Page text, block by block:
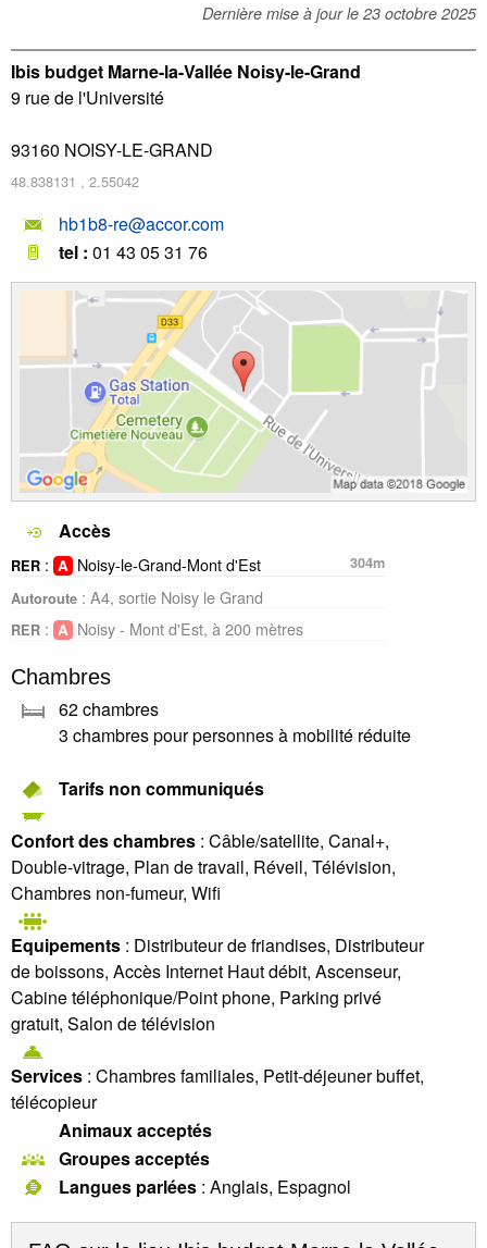
Dernière mise à jour le 23 octobre 2025
Ibis budget Marne-la-Vallée Noisy-le-Grand
9 rue de l'Université
93160 NOISY-LE-GRAND
48.838131 , 2.55042
hb1b8-re@accor.com
tel : 01 43 05 31 76
Accès
RER : Noisy-le-Grand-Mont d'Est
304m
Autoroute : A4, sortie Noisy le Grand
RER : Noisy - Mont d'Est, à 200 mètres
Chambres
62 chambres
3 chambres pour personnes à mobilité réduite
Tarifs non communiqués
Confort des chambres : Câble/satellite, Canal+,
Double-vitrage, Plan de travail, Réveil, Télévision,
Chambres non-fumeur, Wifi
Equipements : Distributeur de friandises, Distributeur
de boissons, Accès Internet Haut débit, Ascenseur,
Cabine téléphonique/Point phone, Parking privé
gratuit, Salon de télévision
Services : Chambres familiales, Petit-déjeuner buffet,
télécopieur
Animaux acceptés
Groupes acceptés
Langues parlées : Anglais, Espagnol